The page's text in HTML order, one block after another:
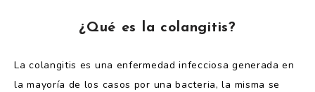
¿Qué es la colangitis?
La colangitis es una enfermedad infecciosa generada en
la mayoría de los casos por una bacteria, la misma se